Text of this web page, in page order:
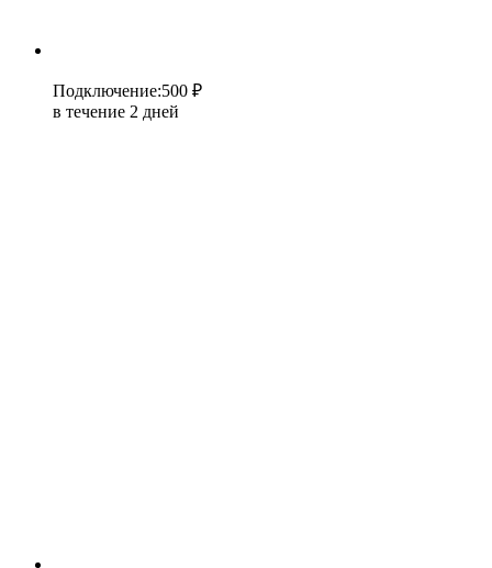
Подключение:500 ₽
в течение 2 дней